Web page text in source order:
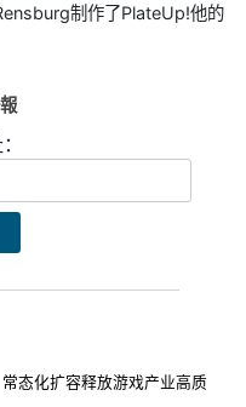
制作了PlateUp!他的
态化扩容释放游戏产业高质